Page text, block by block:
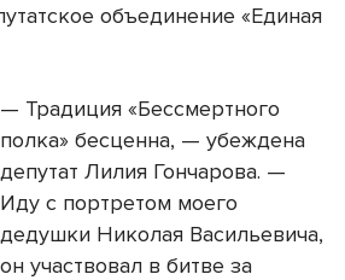
объединение «Единая
— Традиция «Бессмертного
полка» бесценна, — убеждена
депутат Лилия Гончарова. —
Иду с портретом моего
дедушки Николая Васильевича,
он участвовал в битве за